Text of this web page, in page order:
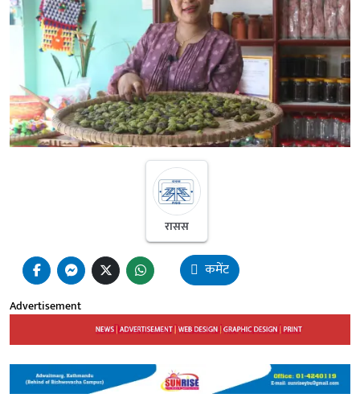
रासस
कमेंट
Advertisement